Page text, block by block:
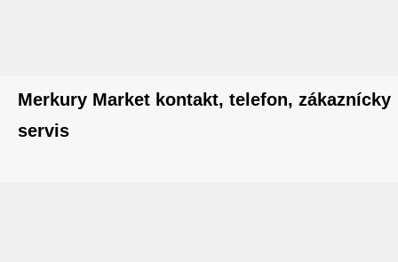
Merkury Market kontakt, telefon, zákaznícky
servis